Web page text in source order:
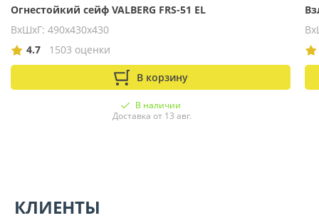
Огнестойкий сейф VALBERG FRS-51 EL
ВхШхГ: 490х430х430
4.7
1503 оценки
В корзину
В наличии
Доставка от 13 авг.
КЛИЕНТЫ